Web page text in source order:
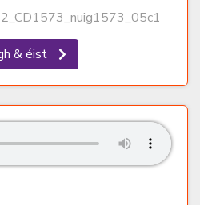
& éist